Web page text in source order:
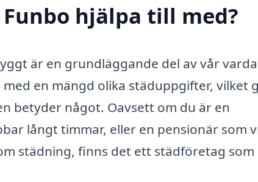
hjälpa till med?
är en grundläggande del av vår
en mängd olika städuppgifter, vilket
betyder något. Oavsett om du är en
långt timmar, eller en pensionär som
städning, finns det ett städföretag som